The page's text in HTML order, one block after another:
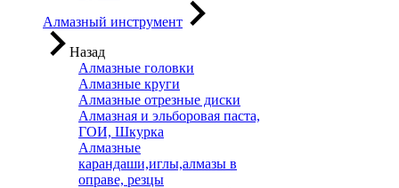
Алмазный инструмент
Назад
Алмазные головки
Алмазные круги
Алмазные отрезные диски
Алмазная и эльборовая паста,
ГОИ, Шкурка
Алмазные
карандаши,иглы,алмазы в
оправе, резцы